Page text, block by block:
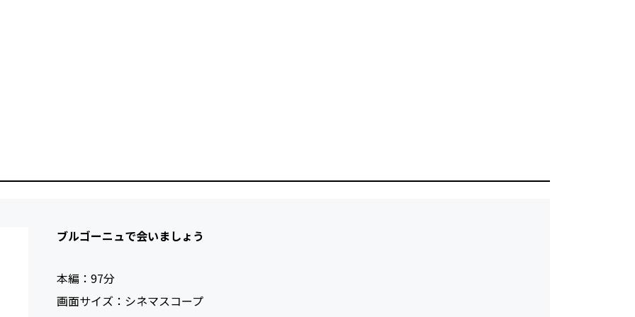
ブルゴーニュで会いましょう
本編： 97
画面サイズ： シネマスコープ